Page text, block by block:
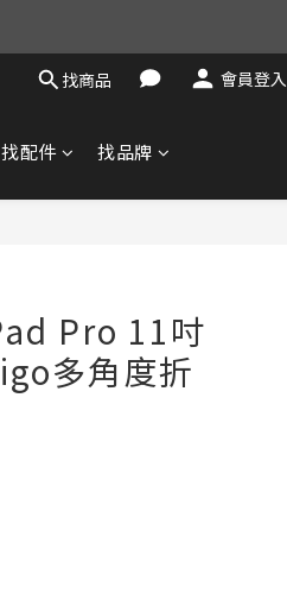
找商品 會員登入
找配件 找品牌
Pro 11吋
多角度折